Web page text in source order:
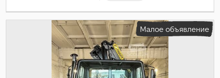
Малое объявление